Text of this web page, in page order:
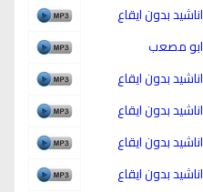
اناشيد بدون ايقاع
ابو مصعب
اناشيد بدون ايقاع
اناشيد بدون ايقاع
اناشيد بدون ايقاع
اناشيد بدون ايقاع